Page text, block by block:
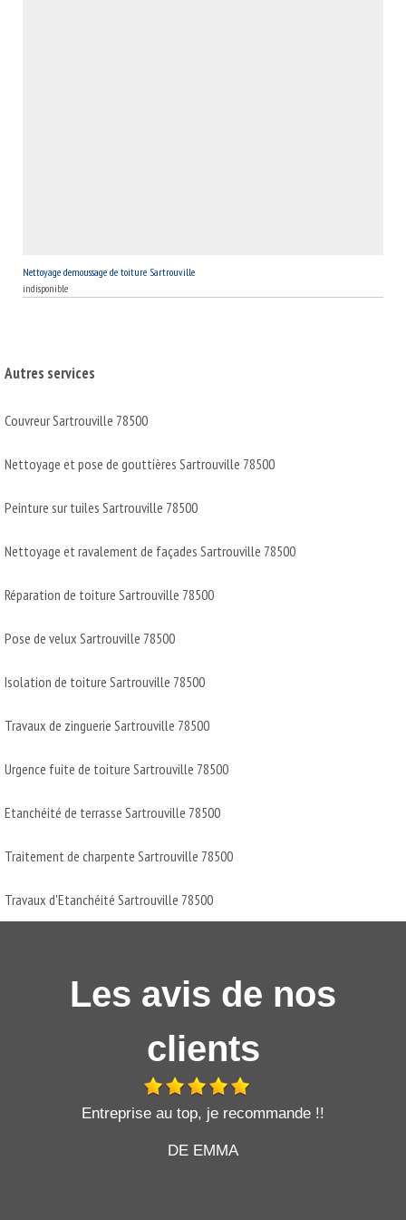
Nettoyage demoussage de toiture Sartrouville
indisponible
Autres services
Couvreur Sartrouville 78500
Nettoyage et pose de gouttières Sartrouville 78500
Peinture sur tuiles Sartrouville 78500
Nettoyage et ravalement de façades Sartrouville 78500
Réparation de toiture Sartrouville 78500
Pose de velux Sartrouville 78500
Isolation de toiture Sartrouville 78500
Travaux de zinguerie Sartrouville 78500
Urgence fuite de toiture Sartrouville 78500
Etanchéité de terrasse Sartrouville 78500
Traitement de charpente Sartrouville 78500
Travaux d'Etanchéité Sartrouville 78500
Les avis de nos
clients
Entreprise au top, je recommande !!
DE EMMA